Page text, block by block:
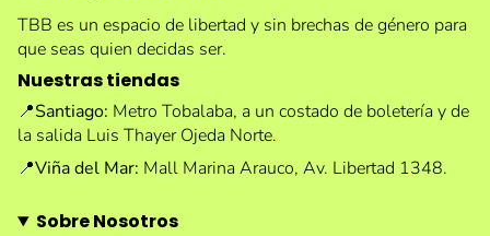
TBB es un espacio de libertad y sin brechas de género para
que seas quien decidas ser.
Nuestras tiendas
📍Santiago: Metro Tobalaba, a un costado de boletería y de
la salida Luis Thayer Ojeda Norte.
📍Viña del Mar: Mall Marina Arauco, Av. Libertad 1348.
Sobre Nosotros